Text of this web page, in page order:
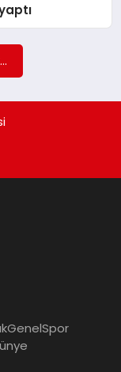
GenelSpor